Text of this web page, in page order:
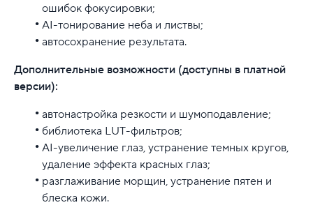
ошибок фокусировки;
AI-тонирование неба и листвы;
автосохранение результата.
Дополнительные возможности (доступны в платной
версии):
автонастройка резкости и шумоподавление;
библиотека LUT-фильтров;
AI-увеличение глаз, устранение темных кругов,
удаление эффекта красных глаз;
разглаживание морщин, устранение пятен и
блеска кожи.